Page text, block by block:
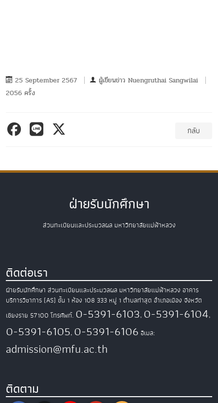
25 September 2567 ผู้เขียนข่าว Nuengruthai Sangwilai
2056 ครั้ง
กลับ
ฝ่ายรับนักศึกษา
ส่วนทะเบียนและประมวลผล มหาวิทยาลัยแม่ฟ้าหลวง
ติดต่อเรา
ฝ่ายรับนักศึกษา ส่วนทะเบียนและประมวลผล มหาวิทยาลัยแม่ฟ้าหลวง อาคาร
บริการวิชาการ (AS) ชั้น 1 ห้อง 108 333 หมู่ 1 ตำบลท่าสุด อำเภอเมือง จังหวัด
เชียงราย 57100 โทรศัพท์. 0-5391-6103, 0-5391-6104,
0-5391-6105, 0-5391-6106 อีเมล:
admission@mfu.ac.th
ติดตาม